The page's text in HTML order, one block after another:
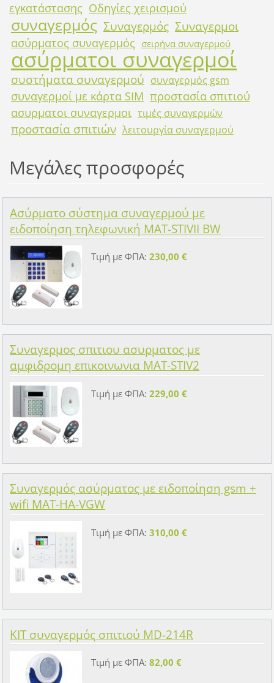
εγκατάστασης Οδηγίες χειρισμού
συναγερμός Συναγερμός Συναγερμοι
ασύρματος συναγερμός σειρήνα συναγερμού
ασύρματοι συναγερμοί
συστήματα συναγερμού συναγερμός gsm
συναγερμοί με κάρτα SIM προστασία σπιτιού
ασυρματοι συναγερμοι τιμές συναγερμών
προστασία σπιτιών λειτουργία συναγερμού
Μεγάλες προσφορές
Ασύρματο σύστημα συναγερμού με
ειδοποίηση τηλεφωνική MAT-STIVII BW
Τιμή με ΦΠΑ: 230,00 €
Συναγερμος σπιτιου ασυρματος με
αμφιδρομη επικοινωνια MAT-STIV2
Τιμή με ΦΠΑ: 229,00 €
Συναγερμός ασύρματος με ειδοποίηση gsm +
wifi MAT-HA-VGW
Τιμή με ΦΠΑ: 310,00 €
KIT συναγερμός σπιτιού MD-214R
Τιμή με ΦΠΑ: 82,00 €